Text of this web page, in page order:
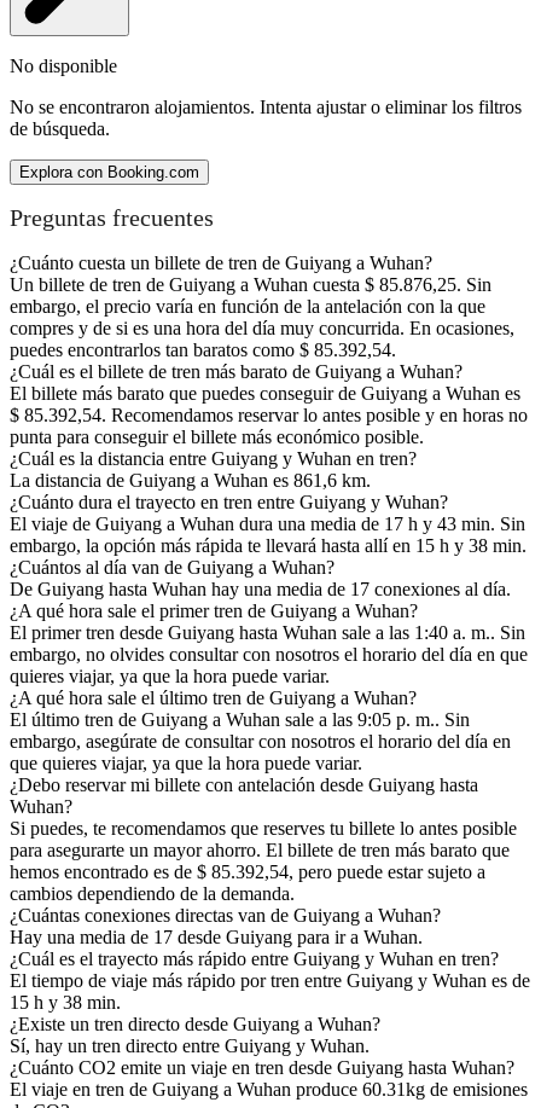
No disponible
No se encontraron alojamientos. Intenta ajustar o eliminar los filtros
de búsqueda.
Explora con Booking.com
Preguntas frecuentes
¿Cuánto cuesta un billete de tren de Guiyang a Wuhan?
Un billete de tren de Guiyang a Wuhan cuesta $ 85.876,25. Sin
embargo, el precio varía en función de la antelación con la que
compres y de si es una hora del día muy concurrida. En ocasiones,
puedes encontrarlos tan baratos como $ 85.392,54.
¿Cuál es el billete de tren más barato de Guiyang a Wuhan?
El billete más barato que puedes conseguir de Guiyang a Wuhan es
$ 85.392,54. Recomendamos reservar lo antes posible y en horas no
punta para conseguir el billete más económico posible.
¿Cuál es la distancia entre Guiyang y Wuhan en tren?
La distancia de Guiyang a Wuhan es 861,6 km.
¿Cuánto dura el trayecto en tren entre Guiyang y Wuhan?
El viaje de Guiyang a Wuhan dura una media de 17 h y 43 min. Sin
embargo, la opción más rápida te llevará hasta allí en 15 h y 38 min.
¿Cuántos al día van de Guiyang a Wuhan?
De Guiyang hasta Wuhan hay una media de 17 conexiones al día.
¿A qué hora sale el primer tren de Guiyang a Wuhan?
El primer tren desde Guiyang hasta Wuhan sale a las 1:40 a. m.. Sin
embargo, no olvides consultar con nosotros el horario del día en que
quieres viajar, ya que la hora puede variar.
¿A qué hora sale el último tren de Guiyang a Wuhan?
El último tren de Guiyang a Wuhan sale a las 9:05 p. m.. Sin
embargo, asegúrate de consultar con nosotros el horario del día en
que quieres viajar, ya que la hora puede variar.
¿Debo reservar mi billete con antelación desde Guiyang hasta
Wuhan?
Si puedes, te recomendamos que reserves tu billete lo antes posible
para asegurarte un mayor ahorro. El billete de tren más barato que
hemos encontrado es de $ 85.392,54, pero puede estar sujeto a
cambios dependiendo de la demanda.
¿Cuántas conexiones directas van de Guiyang a Wuhan?
Hay una media de 17 desde Guiyang para ir a Wuhan.
¿Cuál es el trayecto más rápido entre Guiyang y Wuhan en tren?
El tiempo de viaje más rápido por tren entre Guiyang y Wuhan es de
15 h y 38 min.
¿Existe un tren directo desde Guiyang a Wuhan?
Sí, hay un tren directo entre Guiyang y Wuhan.
¿Cuánto CO2 emite un viaje en tren desde Guiyang hasta Wuhan?
El viaje en tren de Guiyang a Wuhan produce 60.31kg de emisiones